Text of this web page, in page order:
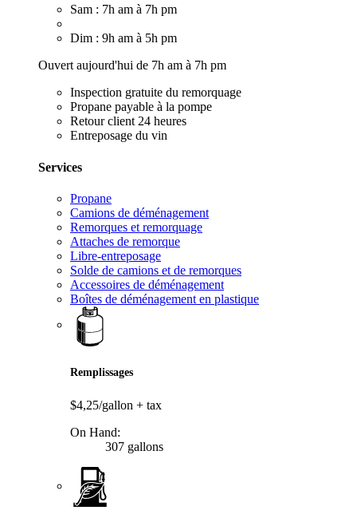
Sam : 7h am à 7h pm
Dim : 9h am à 5h pm
Ouvert aujourd'hui de 7h am à 7h pm
Inspection gratuite du remorquage
Propane payable à la pompe
Retour client 24 heures
Entreposage du vin
Services
Propane
Camions de déménagement
Remorques et remorquage
Attaches de remorque
Libre-entreposage
Solde de camions et de remorques
Accessoires de déménagement
Boîtes de déménagement en plastique
Remplissages
$4,25/gallon + tax
On Hand:
307 gallons